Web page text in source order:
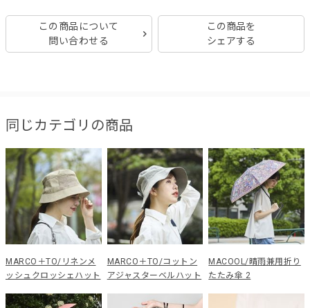
この商品について
問い合わせる
この商品を
シェアする
同じカテゴリの商品
MARCO＋TO/リネンメ
ッシュクロッシェハット
MARCO＋TO/コットン
アジャスターベルハット
MACOOL/晴雨兼用折り
たたみ傘 2